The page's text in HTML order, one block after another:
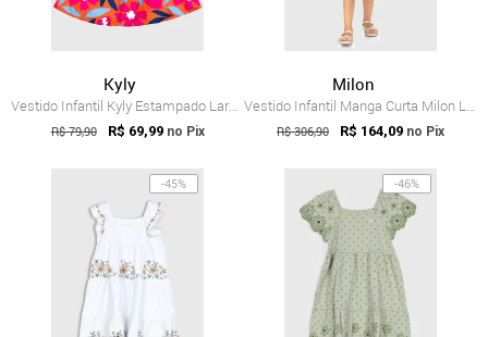
Kyly
Vestido Infantil Kyly Estampado Laranja
R$ 79,90 R$ 69,99 no Pix
Milon
Vestido Infantil Manga Curta Milon Laços...
R$ 306,90 R$ 164,09 no Pix
-45% -46%